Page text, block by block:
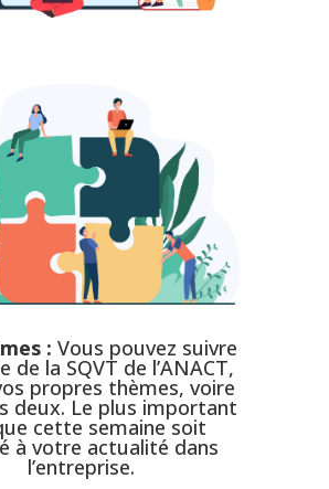
: Vous pouvez suivre
de la SQVT de l’ANACT,
propres thèmes, voire
deux. Le plus important
cette semaine soit
à votre actualité dans
l’entreprise.